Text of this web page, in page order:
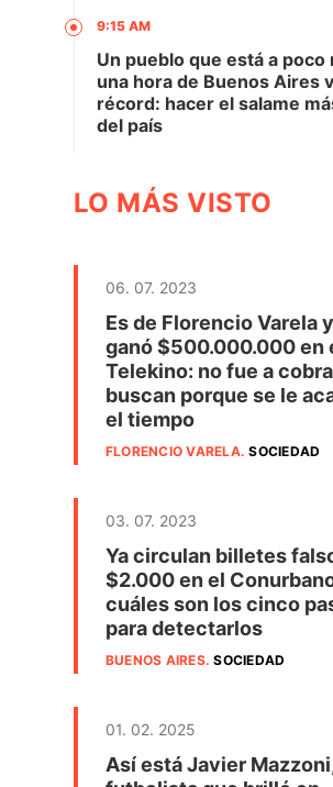
9:15 AM
Un pueblo que está a poco
una hora de Buenos Aires
récord: hacer el salame
del país
LO MÁS VISTO
06. 07. 2023
Es de Florencio Varela y
ganó $500.000.000 en
Telekino: no fue a
buscan porque se le
el tiempo
FLORENCIO VARELA.SOCIEDAD
03. 07. 2023
Ya circulan billetes
$2.000 en el
cuáles son los cinco
para detectarlos
BUENOS AIRES.SOCIEDAD
01. 02. 2025
Así está Javier